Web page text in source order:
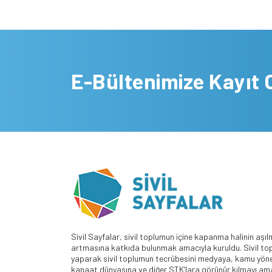
E-Bültenimize Kayıt
Sivil Sayfalar, sivil toplumun içine kapanma halinin
artmasına katkıda bulunmak amacıyla kuruldu. Sivil
yaparak sivil toplumun tecrübesini medyaya, kamu
kanaat dünyasına ve diğer STK’lara görünür kılmayı